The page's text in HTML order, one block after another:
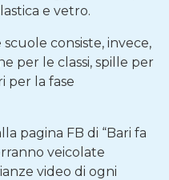
e vetro.
consiste, invece,
per le classi, spille per
per la fase
pagina FB di “Bari fa
veicolate
video di ogni